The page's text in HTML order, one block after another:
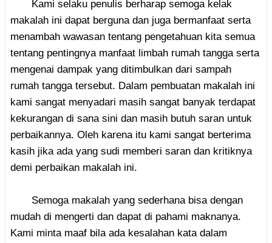
Kami selaku penulis berharap semoga kelak
makalah ini dapat berguna dan juga bermanfaat serta
menambah wawasan tentang pengetahuan kita semua
tentang pentingnya manfaat limbah rumah tangga serta
mengenai dampak yang ditimbulkan dari sampah
rumah tangga tersebut. Dalam pembuatan makalah ini
kami sangat menyadari masih sangat banyak terdapat
kekurangan di sana sini dan masih butuh saran untuk
perbaikannya. Oleh karena itu kami sangat berterima
kasih jika ada yang sudi memberi saran dan kritiknya
demi perbaikan makalah ini.
Semoga makalah yang sederhana bisa dengan
mudah di mengerti dan dapat di pahami maknanya.
Kami minta maaf bila ada kesalahan kata dalam